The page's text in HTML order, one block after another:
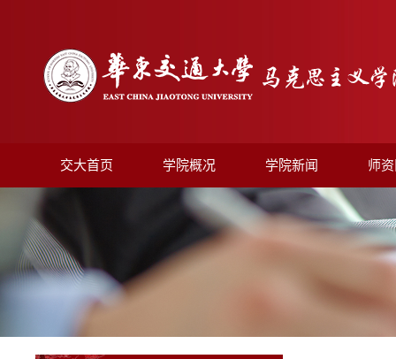
交大首页 学院概况 学院新闻 师